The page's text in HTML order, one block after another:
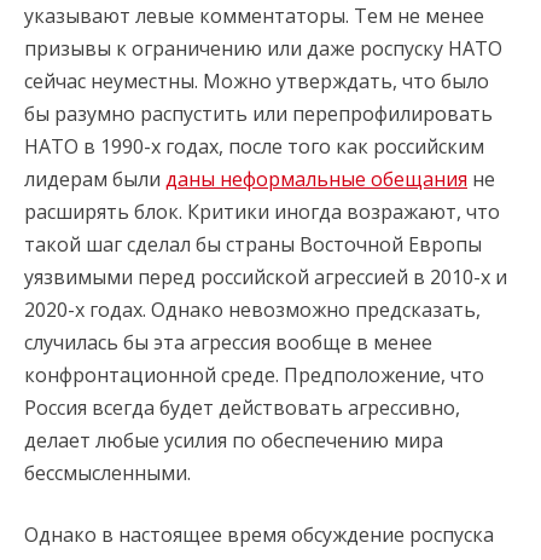
указывают левые комментаторы. Тем не менее
призывы к ограничению или даже роспуску НАТО
сейчас неуместны. Можно утверждать, что было
бы разумно распустить или перепрофилировать
НАТО в 1990-х годах, после того как российским
лидерам были даны неформальные обещания не
расширять блок. Критики иногда возражают, что
такой шаг сделал бы страны Восточной Европы
уязвимыми перед российской агрессией в 2010-х и
2020-х годах. Однако невозможно предсказать,
случилась бы эта агрессия вообще в менее
конфронтационной среде. Предположение, что
Россия всегда будет действовать агрессивно,
делает любые усилия по обеспечению мира
бессмысленными.
Однако в настоящее время обсуждение роспуска